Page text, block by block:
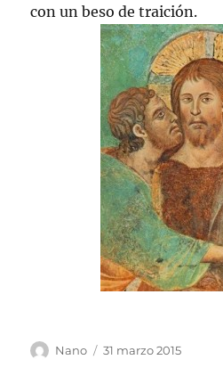
con un beso de traición.
Autor
Nano
Publicado
31 marzo 2015